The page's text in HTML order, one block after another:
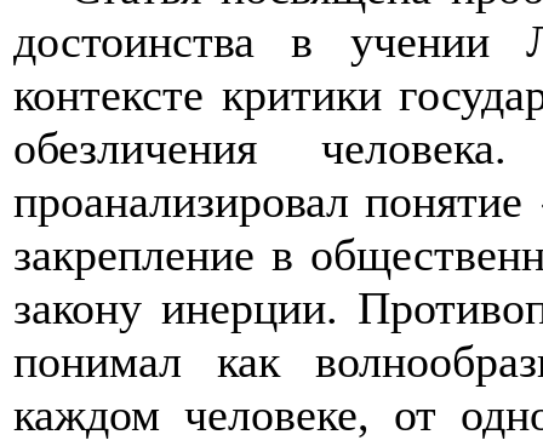
достоинства в учении
контексте критики
обезличения
проанализировал понятие
закрепление в
закону инерции.
понимал как
каждом человеке, от